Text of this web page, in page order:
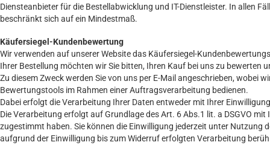
Diensteanbieter für die Bestellabwicklung und IT-Dienstleister. In allen
beschränkt sich auf ein Mindestmaß.
Käufersiegel-Kundenbewertung
Wir verwenden auf unserer Website das Käufersiegel-
Ihrer Bestellung möchten wir Sie bitten, Ihren Kauf bei uns zu bewerten
Zu diesem Zweck werden Sie von uns per E-Mail angeschrieben, wobei
Bewertungstools im Rahmen einer Auftragsverarbeitung bedienen.
Dabei erfolgt die Verarbeitung Ihrer Daten entweder mit Ihrer
Die Verarbeitung erfolgt auf Grundlage des Art. 6 Abs.1 lit. a DSGVO
zugestimmt haben. Sie können die Einwilligung jederzeit unter Nutzung
aufgrund der Einwilligung bis zum Widerruf erfolgten Verarbeitung